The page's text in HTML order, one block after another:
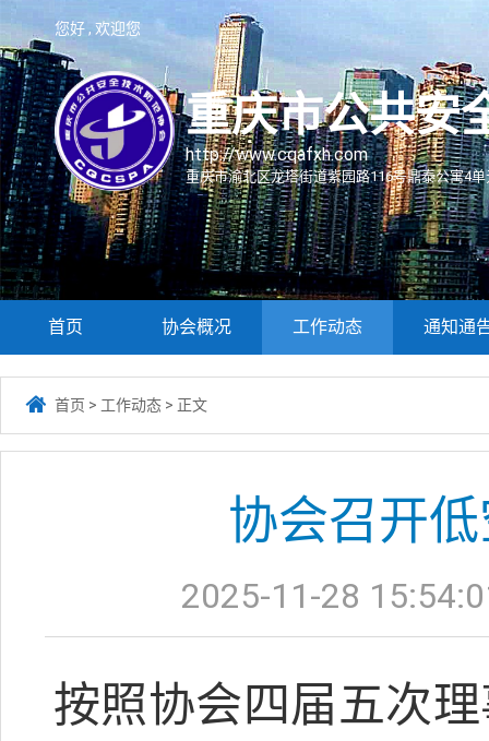
您好 , 欢迎您
重庆市公共安
http://www.cqafxh.com
重庆市渝北区龙塔街道紫园路116号鼎泰公寓4单
首页 协会概况 工作动态 通知通
 首页 > 工作动态 > 正文
协会召开
2025-11-28
按照协会四届五次